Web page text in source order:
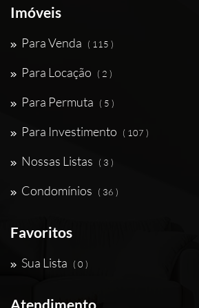
Imóveis
Para Venda ( 115 )
Para Locação ( 2 )
Para Permuta ( 5 )
Para Investimento ( 107 )
Nossas Listas ( 3 )
Condomínios ( 36 )
Favoritos
Sua Lista ( 0 )
Atendimento